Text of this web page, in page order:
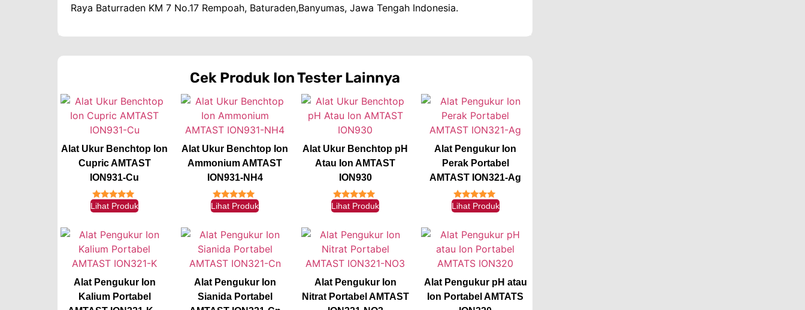
Raya Baturraden KM 7 No.17 Rempoah, Baturaden,Banyumas, Jawa Tengah Indonesia.
Cek Produk Ion TesterLainnya
Alat Ukur Benchtop Ion
Cupric AMTAST
ION931-Cu
★★★★★
Lihat Produk
Alat Ukur Benchtop Ion
Ammonium AMTAST
ION931-NH4
★★★★★
Lihat Produk
Alat Ukur Benchtop pH
Atau Ion AMTAST
ION930
★★★★★
Lihat Produk
Alat Pengukur Ion
Perak Portabel
AMTAST ION321-Ag
★★★★★
Lihat Produk
Alat Pengukur Ion
Kalium Portabel
Alat Pengukur Ion
Sianida Portabel
Alat Pengukur Ion
Nitrat Portabel AMTAST
Alat Pengukur pH atau
Ion Portabel AMTATS